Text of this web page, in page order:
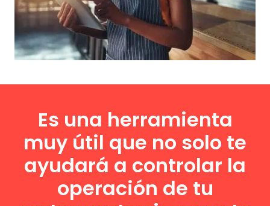
Es una herramienta
muy útil que no solo te
ayudará a controlar la
operación de tu